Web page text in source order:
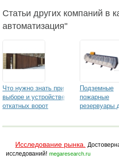
Статьи других компаний в
автоматизация"
Что нужно знать при
выборе и устройстве
откатных ворот
Подземные
пожарные
резервуары
Исследование рынка.
исследований! megaresearch.ru